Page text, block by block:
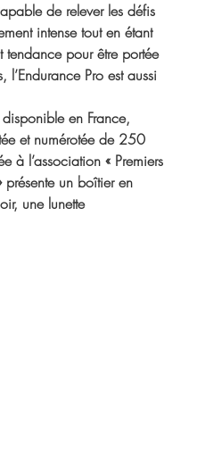
de relever les défis
intense tout en étant
tendance pour être portée
l’Endurance Pro est aussi
en France,
et numérotée de 250
à l’association « Premiers
un boîtier en
une lunette